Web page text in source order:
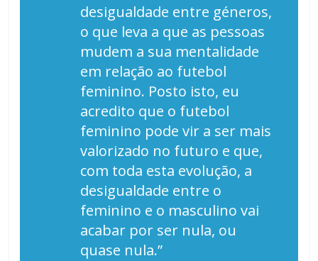
desigualdade entre géneros,
o que leva a que as pessoas
mudem a sua mentalidade
em relação ao futebol
feminino. Posto isto, eu
acredito que o futebol
feminino pode vir a ser mais
valorizado no futuro e que,
com toda esta evolução, a
desigualdade entre o
feminino e o masculino vai
acabar por ser nula, ou
quase nula.”